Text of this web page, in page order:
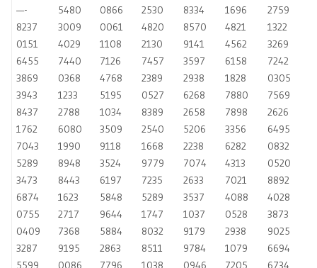
—-
5480 0866 2530 8334 1696
2759
8237
3009 0061 4820 8570 4821
1322
0151
4029 1108 2130 9141 4562
3269
6455
7440 7126 7457 3597 6158
7242
3869
0368 4768 2389 2938 1828
0305
3943
1233 5195 0527 6268 7880
7569
8437
2788 1034 8389 2658 7898
2626
1762
6080 3509 2540 5206 3356
6495
7043
1990 9118 1668 2238 6282
0832
5289
8948 3524 9779 7074 4313
0520
3473
8443 6197 7235 2633 7021
8892
6874
1623 5848 5289 3537 4088
4028
0755
2717 9644 1747 1037 0528
3873
0409
7368 5884 8032 9179 2938
9025
3287
9195 2863 8511 9784 1079
6694
5599
0086 7796 1038 0946 7205
6734